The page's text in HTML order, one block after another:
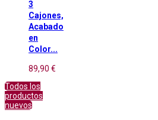
3
Cajones,
Acabado
en
Color...
89,90 €
Todos los
productos
nuevos